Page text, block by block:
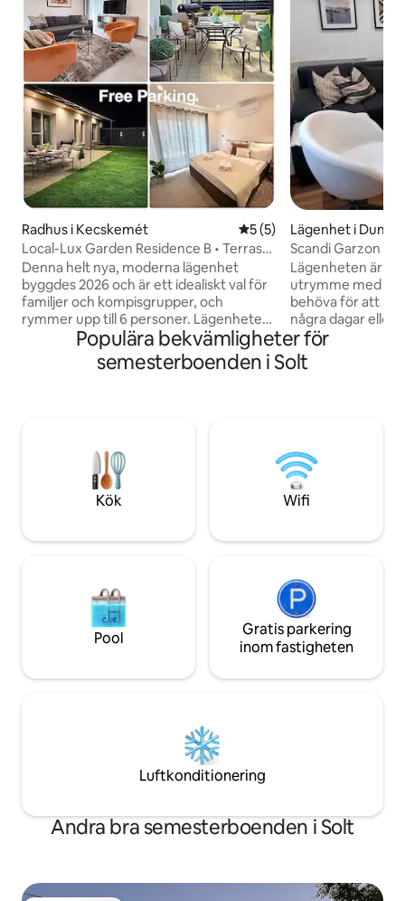
Radhus i Kecskemét 5 av 5 i genomsnittligt
5 (5)
Local-Lux Garden Residence B • Terrass
• Grill
Denna helt nya, moderna lägenhet
byggdes 2026 och är ett idealiskt val för
familjer och kompisgrupper, och
rymmer upp till 6 personer. Lägenheten
har ett vardagsrum och 2 separata
sovrum, vilket ger ett bekvämt och väl
avskilt utrymme för avkoppling. Den
shoppingalternativ, idrottsanläggningar
och ett avkopplande hälsoprogram,
snarare än liv och rörelse i centrum.
Lägenhet i
Scandi Garzon
Lägenheten är
utrymme med
behöva för att ha
några dagar eller
Njut av vår
stadslägenhet.
och
och restauranger
gångavstånd,
museum, pool.
Populära bekvämligheter för
semesterboenden i Solt
Kök Wifi
Pool
Gratis parkering
inom fastigheten
Luftkonditionering
Andra bra semesterboenden i Solt